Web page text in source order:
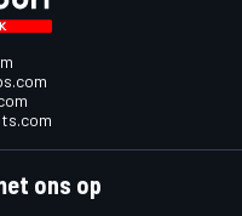
ons op